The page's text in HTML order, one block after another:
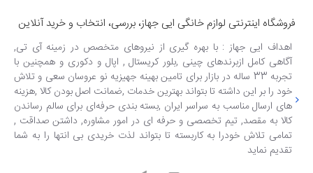
فروشگاه اینترنتی لوازم خانگی ایی جهاز، بررسی، انتخاب و خرید آنلاین
اهداف ایی جهاز : با بهره گیری از نیروهای متخصص در زمینه آی تی,
آگاهی کامل ازبرندهای چینی ,بلور کریستال , اپال و دکوری و همچنین با
تجربه 33 ساله در بازار برای تامین بهینه جهیزیه نو عروسان سعی و تلاش
خود را بر این داشته تا بتواند بهترین خدمات ,ضمانت اصل بودن کالا ,هزینه
های ارسال مناسب به سراسر ایران ,بسته بندی حرفه‌ای برای سالم رساندن
کالا به مقصد, تیم تخصصی و حرفه ای در امور مشاوره, داشتن صداقت ,
تمامی تلاش خودرا به کاربسته تا بتواند لذت خریدی بی انتها را به شما
تقدیم نماید